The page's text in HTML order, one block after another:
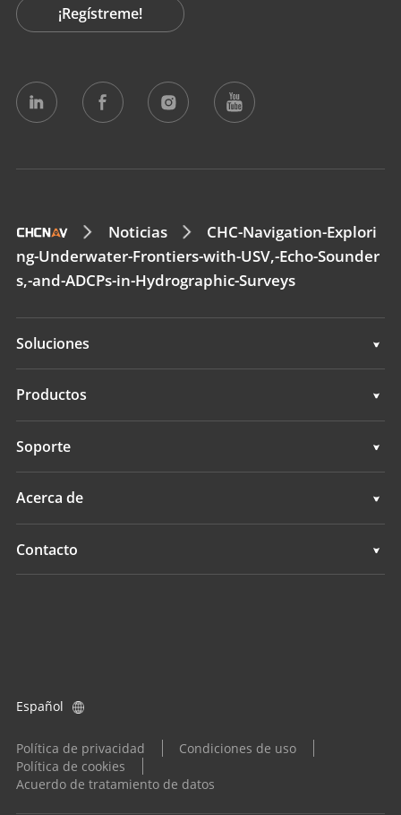
¡Regístreme!
Noticias
CHC-Navigation-Explori
ng-Underwater-Frontiers-with-USV,-Echo-Sounder
s,-and-ADCPs-in-Hydrographic-Surveys
Soluciones
Topografía e ingeniería
Levantamientos hidrográficos
Servicios de posicionamiento
Productos
Topografía e ingeniería
Levantamientos hidrográficos
Soporte
Soporte
Acerca de
Descripción general
Contacto
Política de privacidad
Condiciones de uso
Política de cookies
Acuerdo de tratamiento de datos
Español